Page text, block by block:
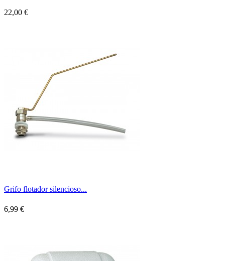
22,00 €
Grifo flotador silencioso...
6,99 €